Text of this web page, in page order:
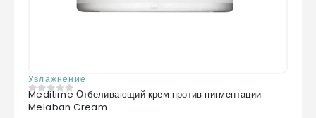
Увлажнение
0из 5
Meditime Отбеливающий крем против пигментации
Melaban Cream